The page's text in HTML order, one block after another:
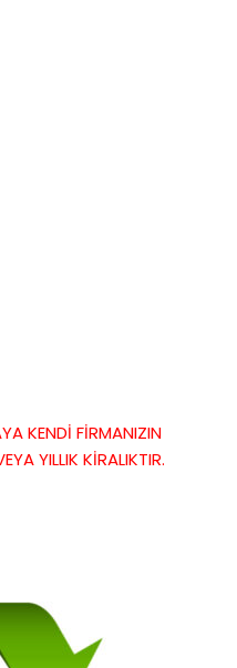
KENDİ FİRMANIZIN
YILLIK KİRALIKTIR.